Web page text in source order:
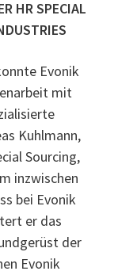
HR SPECIAL
Evonik
mit
Kuhlmann,
Sourcing,
inzwischen
bei Evonik
er das
der
Evonik